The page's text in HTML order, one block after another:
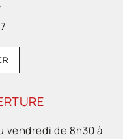
vendredi de 8h30 à